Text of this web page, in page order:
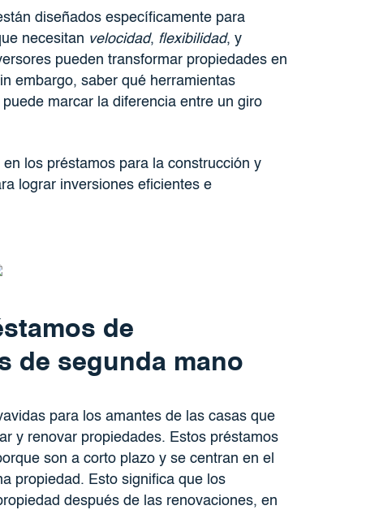
diseñados específicamente para
necesitan velocidad, flexibilidad, y
pueden transformar propiedades en
embargo, saber qué herramientas
marcar la diferencia entre un giro
los préstamos para la construcción y
lograr inversiones eficientes e
de
de segunda mano
para los amantes de las casas que
y renovar propiedades. Estos préstamos
son a corto plazo y se centran en el
propiedad. Esto significa que los
después de las renovaciones, en